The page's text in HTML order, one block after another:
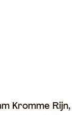
Kromme Rijn,